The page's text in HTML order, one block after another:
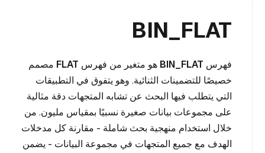
BIN_FLAT
فهرس BIN_FLAT هو متغير من فهرس FLAT مصمم
خصيصًا للتضمينات الثنائية. وهو يتفوق في التطبيقات
التي يتطلب فيها البحث عن تشابه المتجهات دقة مثالية
على مجموعات بيانات صغيرة نسبيًا بمقياس مليون. من
خلال استخدام منهجية بحث شاملة - مقارنة كل مدخلات
الهدف مع جميع المتجهات في مجموعة البيانات - يضمن